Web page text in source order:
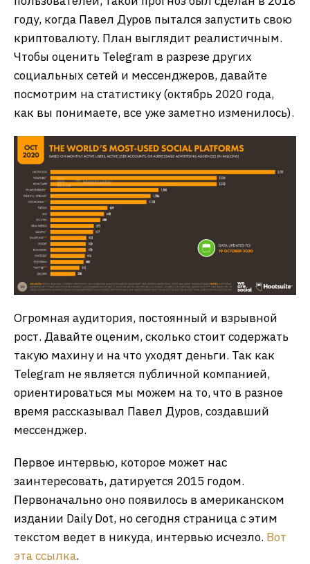
году, когда Павел Дуров пытался запустить свою
криптовалюту. План выглядит реалистичным.
Чтобы оценить Telegram в разрезе других
социальных сетей и мессенджеров, давайте
посмотрим на статистику (октябрь 2020 года,
как вы понимаете, все уже заметно изменилось).
Огромная аудитория, постоянный и взрывной
рост. Давайте оценим, сколько стоит содержать
такую махину и на что уходят деньги. Так как
Telegram не является публичной компанией,
ориентироваться мы можем на то, что в разное
время рассказывал Павел Дуров, создавший
мессенджер.
Первое интервью, которое может нас
заинтересовать, датируется 2015 годом.
Первоначально оно появилось в американском
издании Daily Dot, но сегодня страница с этим
текстом ведет в никуда, интервью исчезло. Вот
эта ссылка.